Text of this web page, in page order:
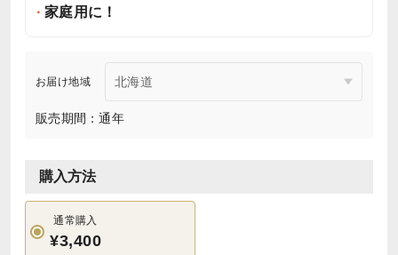
家庭用に！
お届け地域
販売期間：通年
購入方法
通常購入
¥3,400